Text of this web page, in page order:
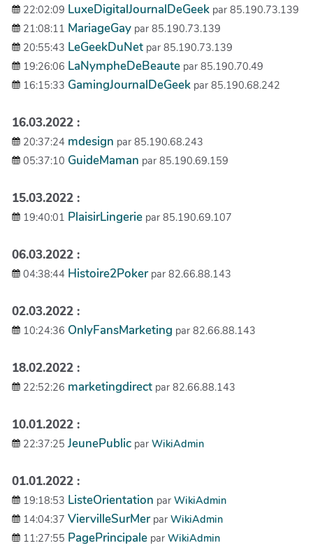
22:02:09 LuxeDigitalJournalDeGeek par 85.190.73.139
21:08:11 MariageGay par 85.190.73.139
20:55:43 LeGeekDuNet par 85.190.73.139
19:26:06 LaNympheDeBeaute par 85.190.70.49
16:15:33 GamingJournalDeGeek par 85.190.68.242
16.03.2022 :
20:37:24 mdesign par 85.190.68.243
05:37:10 GuideMaman par 85.190.69.159
15.03.2022 :
19:40:01 PlaisirLingerie par 85.190.69.107
06.03.2022 :
04:38:44 Histoire2Poker par 82.66.88.143
02.03.2022 :
10:24:36 OnlyFansMarketing par 82.66.88.143
18.02.2022 :
22:52:26 marketingdirect par 82.66.88.143
10.01.2022 :
22:37:25 JeunePublic par WikiAdmin
01.01.2022 :
19:18:53 ListeOrientation par WikiAdmin
14:04:37 ViervilleSurMer par WikiAdmin
11:27:55 PagePrincipale par WikiAdmin